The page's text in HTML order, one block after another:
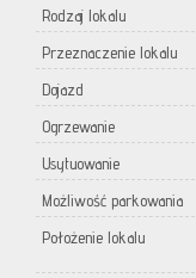
Rodzaj lokalu
Przeznaczenie lokalu
Dojazd
Ogrzewanie
Usytuowanie
Możliwość parkowania
Położenie lokalu